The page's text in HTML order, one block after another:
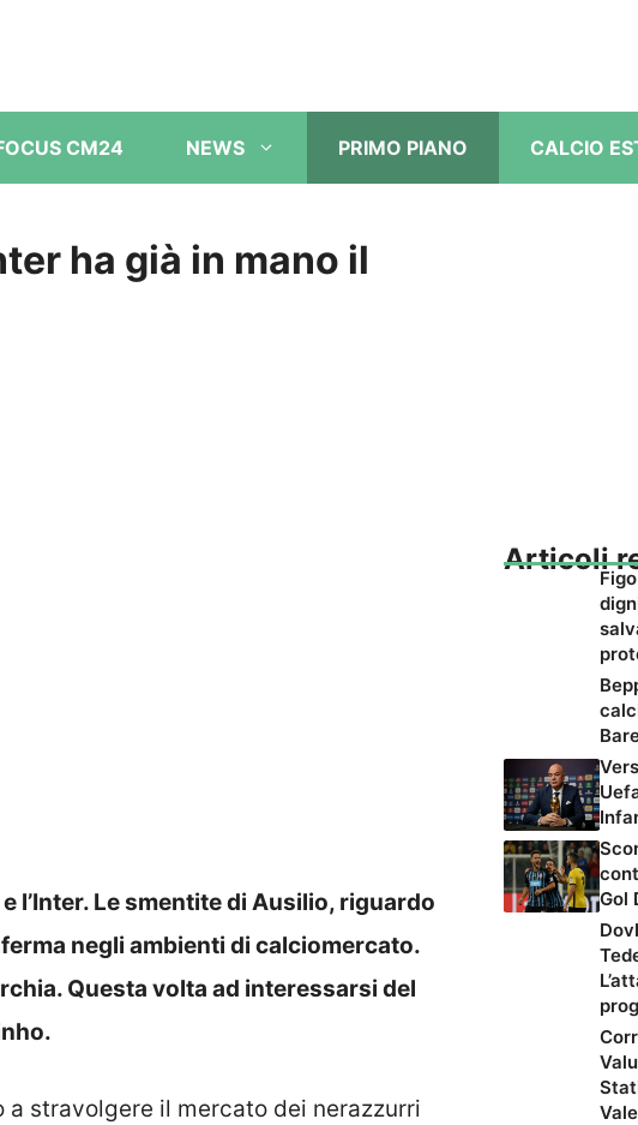
CM24 NEWS PRIMO PIANO CALCIO
ha già in mano il
l’Inter. Le smentite di Ausilio, riguardo
negli ambienti di calciomercato.
Questa volta ad interessarsi del
stravolgere il mercato dei nerazzurri
Articoli
Gol